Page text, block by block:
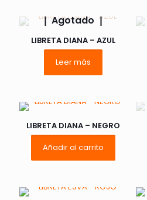
Agotado
LIBRETA DIANA – AZUL
Leer más
LIBRETA DIANA – NEGRO
Añadir al carrito